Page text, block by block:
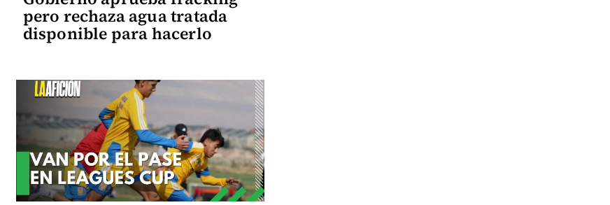
pero rechaza agua tratada
disponible para hacerlo